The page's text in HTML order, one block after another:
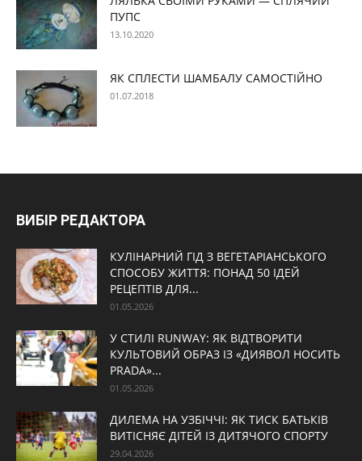
ПУПС
13.10.2020
ЯК СПЛЕСТИ ШАМБАЛУ САМОСТІЙНО
01.07.2018
ВИБІР РЕДАКТОРА
КУЛІНАРНИЙ ГІД З ВЕГЕТАРІАНСЬКОГО
СПОСОБУ ЖИТТЯ: ПОНАД 50 ІДЕЙ
РЕЦЕПТІВ ДЛЯ...
01.05.2026
У СТИЛІ RUNWAY: ЯК ВІДТВОРИТИ
КУЛЬТОВИЙ ОБРАЗ ІЗ «ДИЯВОЛ НОСИТЬ
PRADA»...
01.05.2026
ДИЛЕМА НА УЗБІЧЧІ: ЯК ТИСК БАТЬКІВ
ВИТІСНЯЄ ДІТЕЙ ІЗ ДИТЯЧОГО СПОРТУ
29.04.2026